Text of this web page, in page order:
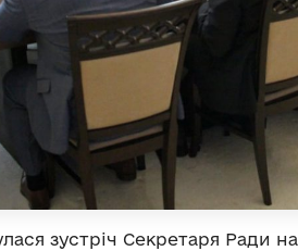
зустріч Секретаря Ради